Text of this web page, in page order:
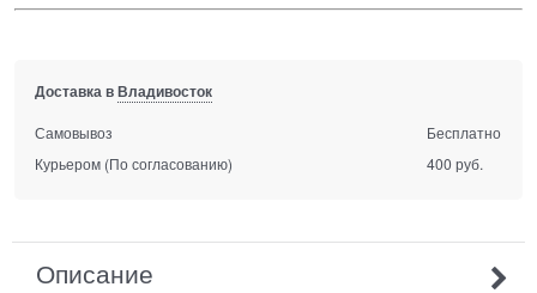
Доставка вВладивосток
Самовывоз
Бесплатно
Курьером (По согласованию) 400 руб.
Описание